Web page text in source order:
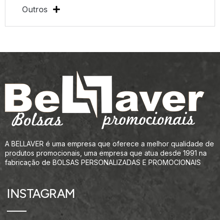
Outros
A BELLAVER é uma empresa que oferece a melhor qualidade de
produtos promocionais, uma empresa que atua desde 1991 na
fabricação de BOLSAS PERSONALIZADAS E PROMOCIONAIS
INSTAGRAM